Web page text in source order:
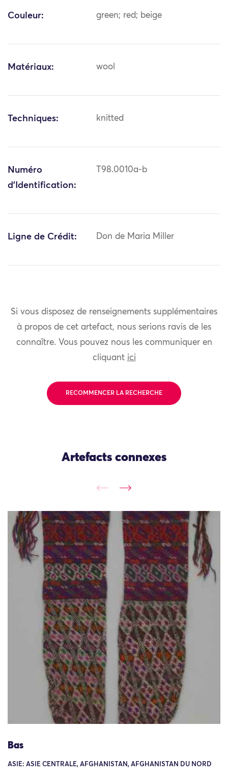
Couleur: green; red; beige
Matériaux: wool
Techniques: knitted
Numéro
d'Identification:
T98.0010a-b
Ligne de Crédit: Don de Maria Miller
Si vous disposez de renseignements supplémentaires
à propos de cet artefact, nous serions ravis de les
connaître. Vous pouvez nous les communiquer en
cliquant ici
RECOMMENCER LA RECHERCHE
Artefacts connexes
Bas
ASIE: ASIE CENTRALE, AFGHANISTAN, AFGHANISTAN DU NORD